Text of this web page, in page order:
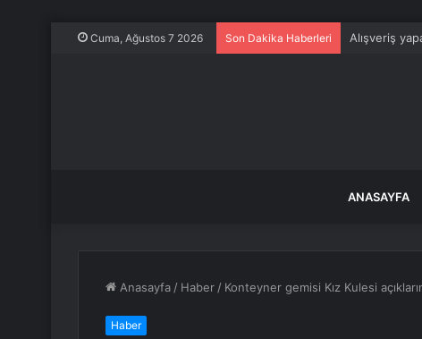
Cuma, Ağustos 7 2026 Son Dakika Haberleri Yaz
ANASAYFA
Anasayfa / Haber / Konteyner gemisi Kız Kulesi
Haber